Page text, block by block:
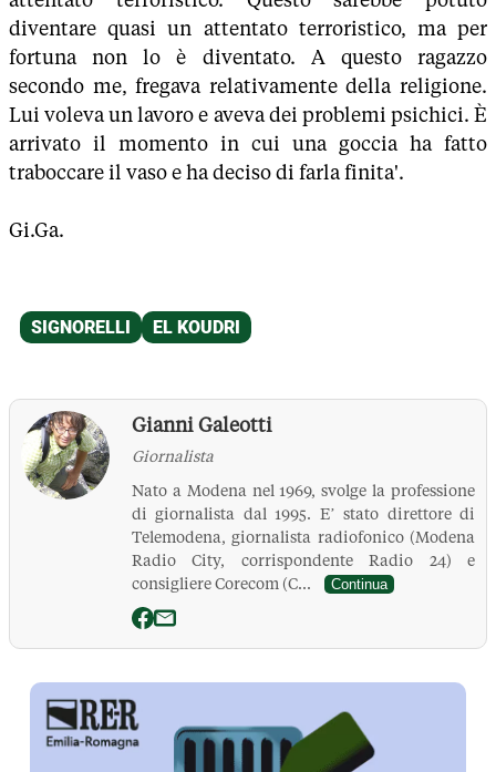
diventare quasi un attentato terroristico, ma per
fortuna non lo è diventato. A questo ragazzo
secondo me, fregava relativamente della religione.
Lui voleva un lavoro e aveva dei problemi psichici. È
arrivato il momento in cui una goccia ha fatto
traboccare il vaso e ha deciso di farla finita'.
Gi.Ga.
Gianni Galeotti
Giornalista
Nato a Modena nel 1969, svolge la professione
di giornalista dal 1995. E’ stato direttore di
Telemodena, giornalista radiofonico (Modena
Radio City, corrispondente Radio 24) e
consigliere Corecom (C...
Continua
La Pressa